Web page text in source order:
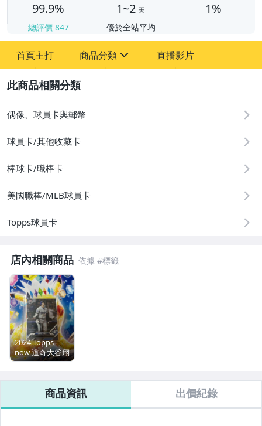
99.9%
總評價 847
1~2 天
優於全站平均
1%
首頁主打 商品分類
偶像、球員卡與郵幣
直播影片
偶像、球員卡與郵幣
球員卡/其他收藏卡
棒球卡/職棒卡
美國職棒/MLB球員卡
Topps球員卡
店內相關商品
2024 Topps
now 道奇大谷翔
平 史上第一
商品資訊 出價紀錄